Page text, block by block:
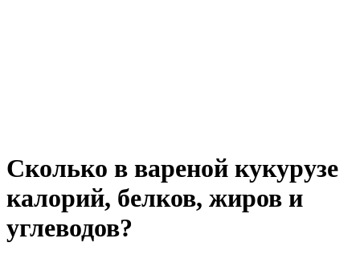
Сколько в вареной кукурузе
калорий, белков, жиров и
углеводов?